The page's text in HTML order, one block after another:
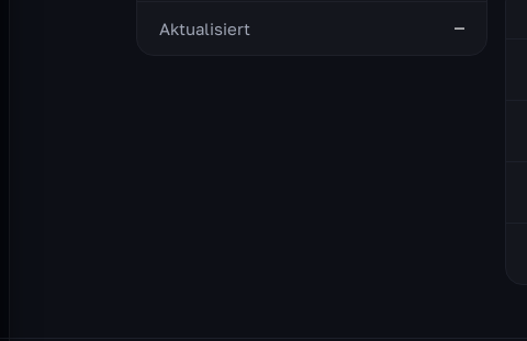
Aktualisiert —